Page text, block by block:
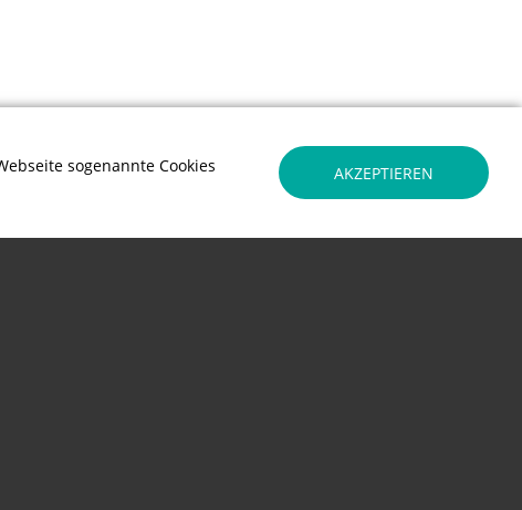
sogenannte Cookies
AKZEPTIEREN